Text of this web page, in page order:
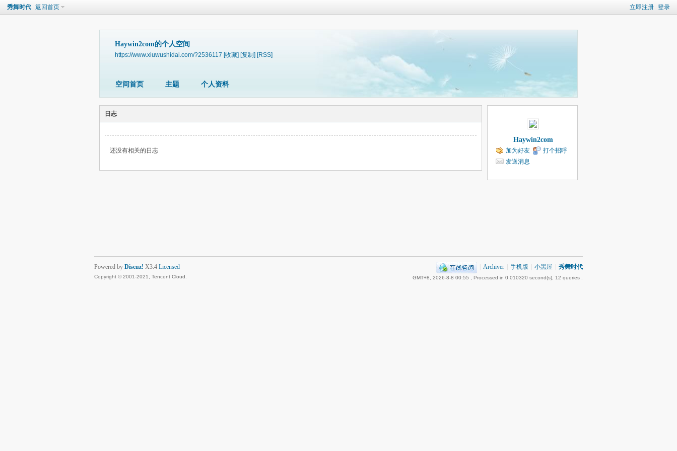
立即注册 登录
秀舞时代 返回首页
Haywin2com的个人空间
https://www.xiuwushidai.com/?2536117 [收藏] [复制] [RSS]
空间首页 主题 个人资料
日志
还没有相关的日志
Haywin2com
加为好友
打个招呼
发送消息
Archiver 手机版 小黑屋 秀舞时代
GMT+8, 2026-8-8 00:55 , Processed in 0.010320 second(s), 12 queries .
Powered by Discuz! X3.4 Licensed
Copyright © 2001-2021, Tencent Cloud.